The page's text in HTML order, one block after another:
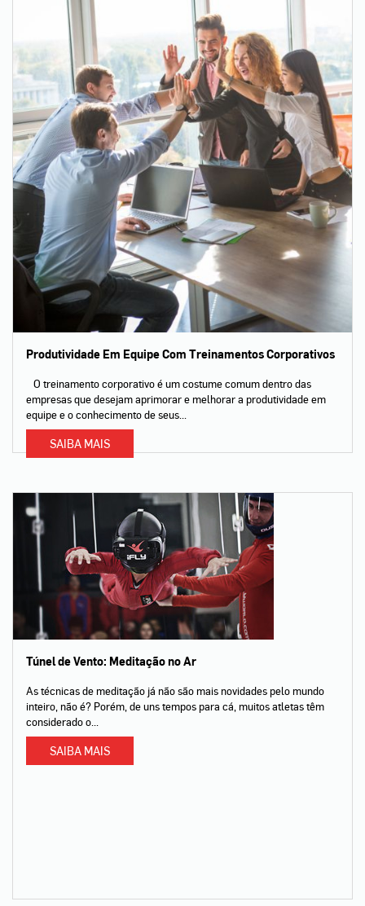
Produtividade Em Equipe Com Treinamentos Corporativos
O treinamento corporativo é um costume comum dentro das
empresas que desejam aprimorar e melhorar a produtividade em
equipe e o conhecimento de seus...
SAIBA MAIS
Túnel de Vento: Meditação no Ar
As técnicas de meditação já não são mais novidades pelo mundo
inteiro, não é? Porém, de uns tempos para cá, muitos atletas têm
considerado o...
SAIBA MAIS